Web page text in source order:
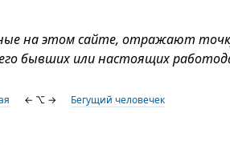
на этом сайте, отражают
бывших или настоящих
← ⌥ → Бегущий человечек